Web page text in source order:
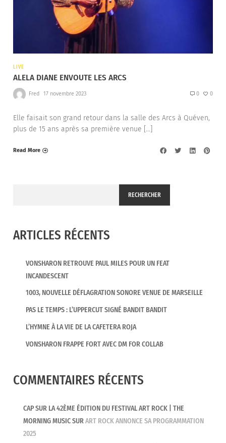
LIVE
ALELA DIANE ENVOUTE LES ARCS
Fred 17 novembre 2023 0 0
Elle faisait son grand retour dans la salle des Arcs à Quéven,
plus de 15 ans après sa première venue […]
Read More
RECHERCHER
ARTICLES RÉCENTS
VONSHARON RETROUVE PAUL MILES POUR UN FEAT
INCANDESCENT
1003, NOUVELLE DÉFLAGRATION SONORE VENUE DE MARSEILLE
PAS LE TEMPS : L’UPPERCUT SIGNÉ BANDIT BANDIT
L’HYMNE À LA VIE DE LA CAFETERA ROJA
VONSHARON FRAPPE FORT AVEC DM FOR COLLAB
COMMENTAIRES RÉCENTS
CAP SUR LA 42ÈME ÉDITION DU FESTIVAL ART ROCK | THE
MORNING MUSICSURART ROCK ANNONCE SA PROGRAMMATION
2025